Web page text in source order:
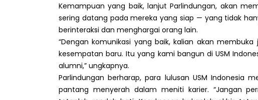
Kemampuan yang baik, lanjut Parlindungan, akan
sering datang pada mereka yang siap — yang tidak
berinteraksi dan menghargai orang lain.
“Dengan komunikasi yang baik, kalian akan
kesempatan baru. Itu yang kami bangun di USM
alumni,” ungkapnya.
Parlindungan berharap, para lulusan USM Indonesia
pantang menyerah dalam meniti karier. “Jangan